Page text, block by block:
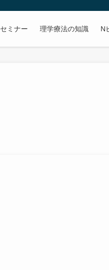
セミナー 理学療法の知識 N